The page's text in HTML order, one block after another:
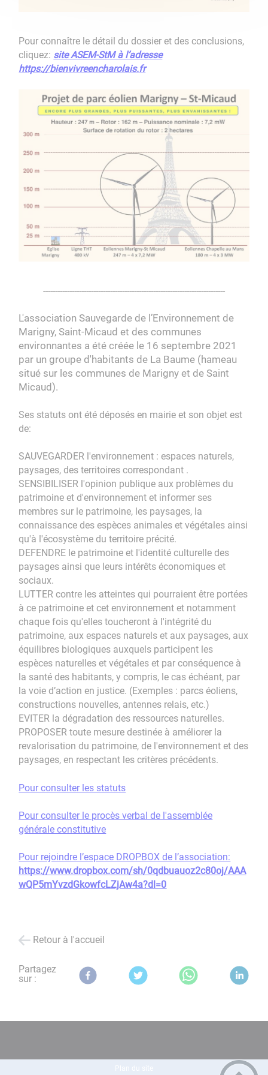
Pour connaître le détail du dossier et des conclusions,
cliquez: site ASEM-StM à l’adresse
https://bienvivreencharolais.fr
----------------------------------------------------------------------------
L'association Sauvegarde de l’Environnement de
Marigny, Saint-Micaud et des communes
environnantes a été créée le 16 septembre 2021
par un groupe d'habitants de La Baume (hameau
situé sur les communes de Marigny et de Saint
Micaud).
Ses statuts ont été déposés en mairie et son objet est
de:
SAUVEGARDER l'environnement : espaces naturels,
paysages, des territoires correspondant .
SENSIBILISER l'opinion publique aux problèmes du
patrimoine et d'environnement et informer ses
membres sur le patrimoine, les paysages, la
connaissance des espèces animales et végétales ainsi
qu'à l'écosystème du territoire précité.
DEFENDRE le patrimoine et l'identité culturelle des
paysages ainsi que leurs intérêts économiques et
sociaux.
LUTTER contre les atteintes qui pourraient être portées
à ce patrimoine et cet environnement et notamment
chaque fois qu'elles toucheront à l'intégrité du
patrimoine, aux espaces naturels et aux paysages, aux
équilibres biologiques auxquels participent les
espèces naturelles et végétales et par conséquence à
la santé des habitants, y compris, le cas échéant, par
la voie d’action en justice. (Exemples : parcs éoliens,
constructions nouvelles, antennes relais, etc.)
EVITER la dégradation des ressources naturelles.
PROPOSER toute mesure destinée à améliorer la
revalorisation du patrimoine, de l'environnement et des
paysages, en respectant les critères précédents.
Pour consulter les statuts
Pour consulter le procès verbal de l'assemblée
générale constitutive
Pour rejoindre l’espace DROPBOX de l’association:
https://www.dropbox.com/sh/0qdbuauoz2c80oj/AAA
wQP5mYvzdGkowfcLZjAw4a?dl=0
Retour à l'accueil
Partagez
sur :